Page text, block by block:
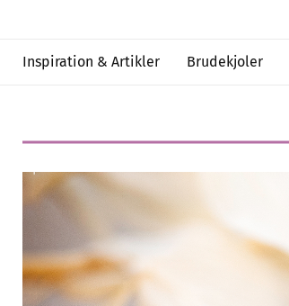
Inspiration & Artikler Brudekjoler